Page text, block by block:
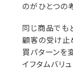
のがひとつの
同じ商品でも
顧客の受け止
買パターンを
イフタムバリ